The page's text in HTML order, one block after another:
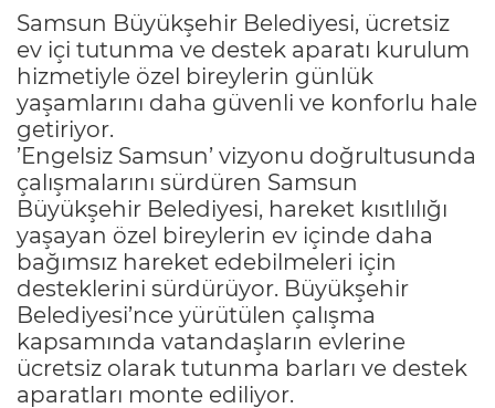
Samsun Büyükşehir Belediyesi, ücretsiz
ev içi tutunma ve destek aparatı kurulum
hizmetiyle özel bireylerin günlük
yaşamlarını daha güvenli ve konforlu hale
getiriyor.
’Engelsiz Samsun’ vizyonu doğrultusunda
çalışmalarını sürdüren Samsun
Büyükşehir Belediyesi, hareket kısıtlılığı
yaşayan özel bireylerin ev içinde daha
bağımsız hareket edebilmeleri için
desteklerini sürdürüyor. Büyükşehir
Belediyesi’nce yürütülen çalışma
kapsamında vatandaşların evlerine
ücretsiz olarak tutunma barları ve destek
aparatları monte ediliyor.